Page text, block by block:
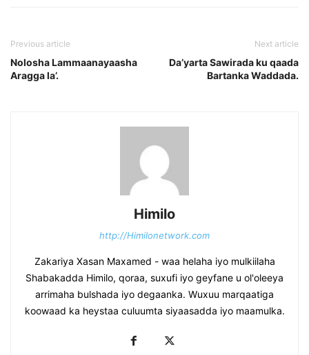
Previous article
Nolosha Lammaanayaasha
Aragga la’.
Next article
Da’yarta Sawirada ku qaada
Bartanka Waddada.
Himilo
http://Himilonetwork.com
Zakariya Xasan Maxamed - waa helaha iyo mulkiilaha
Shabakadda Himilo, qoraa, suxufi iyo geyfane u ol'oleeya
arrimaha bulshada iyo degaanka. Wuxuu marqaatiga
koowaad ka heystaa culuumta siyaasadda iyo maamulka.